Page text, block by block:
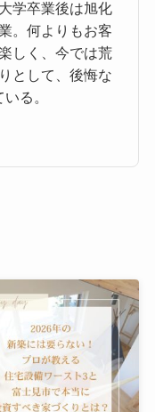
学卒業後は旭化
。何よりもお客
しく、今では荒
として、後悔な
る。